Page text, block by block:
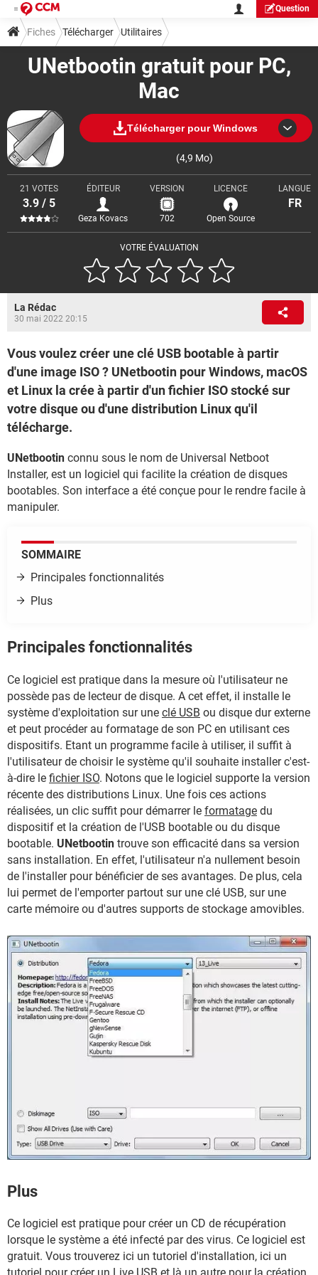
Question
UNetbootin gratuit pour PC,
Mac
Télécharger pour Windows
(4,9 Mo)
VOTRE ÉVALUATION
21 VOTES
3.9 / 5
ÉDITEUR
Geza Kovacs
VERSION
702
LICENCE
Open Source
LANGUE
FR
Fiches Télécharger Utilitaires
La Rédac
30 mai 2022 20:15
Vous voulez créer une clé USB bootable à partir
d'une image ISO ? UNetbootin pour Windows, macOS
et Linux la crée à partir d'un fichier ISO stocké sur
votre disque ou d'une distribution Linux qu'il
télécharge.
UNetbootin connu sous le nom de Universal Netboot
Installer, est un logiciel qui facilite la création de disques
bootables. Son interface a été conçue pour le rendre facile à
manipuler.
SOMMAIRE
Principales fonctionnalités
Plus
Principales fonctionnalités
Ce logiciel est pratique dans la mesure où l'utilisateur ne
possède pas de lecteur de disque. A cet effet, il installe le
système d'exploitation sur une clé USB ou disque dur externe
et peut procéder au formatage de son PC en utilisant ces
dispositifs. Etant un programme facile à utiliser, il suffit à
l'utilisateur de choisir le système qu'il souhaite installer c'est-
à-dire le fichier ISO. Notons que le logiciel supporte la version
récente des distributions Linux. Une fois ces actions
réalisées, un clic suffit pour démarrer le formatage du
dispositif et la création de l'USB bootable ou du disque
bootable. UNetbootin trouve son efficacité dans sa version
sans installation. En effet, l'utilisateur n'a nullement besoin
de l'installer pour bénéficier de ses avantages. De plus, cela
lui permet de l'emporter partout sur une clé USB, sur une
carte mémoire ou d'autres supports de stockage amovibles.
Plus
Ce logiciel est pratique pour créer un CD de récupération
lorsque le système a été infecté par des virus. Ce logiciel est
gratuit. Vous trouverez ici un tutoriel d'installation, ici un